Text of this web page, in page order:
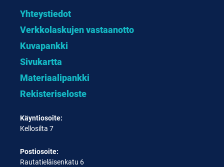
Yhteystiedot
Verkkolaskujen vastaanotto
Kuvapankki
Sivukartta
Materiaalipankki
Rekisteriseloste
Käyntiosoite:
Kellosilta 7
Postiosoite:
Rautatieläisenkatu 6